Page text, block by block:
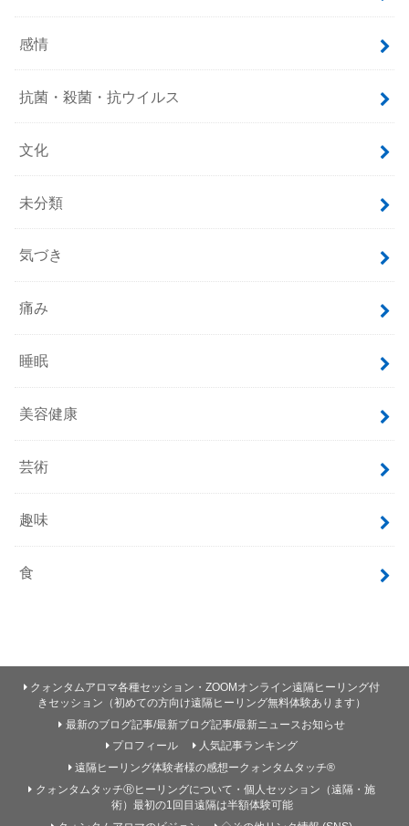
感情
抗菌・殺菌・抗ウイルス
文化
未分類
気づき
痛み
睡眠
美容健康
芸術
趣味
食
クォンタムアロマ各種セッション・ZOOMオンライン遠隔ヒーリング付
きセッション（初めての方向け遠隔ヒーリング無料体験あります）
最新のブログ記事/最新ブログ記事/最新ニュースお知らせ
プロフィール
人気記事ランキング
遠隔ヒーリング体験者様の感想ークォンタムタッチ®
クォンタムタッチⓇヒーリングについて・個人セッション（遠隔・施
術）最初の1回目遠隔は半額体験可能